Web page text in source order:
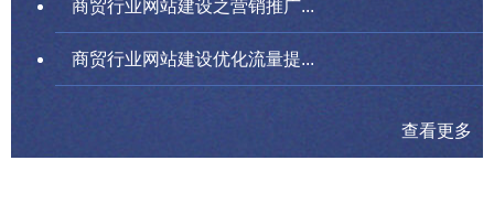
商贸行业网站建设之营销推广...
商贸行业网站建设优化流量提...
查看更多